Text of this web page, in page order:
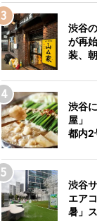
渋谷
が再
装、
渋谷
屋」
都内2
渋谷
エア
暑」